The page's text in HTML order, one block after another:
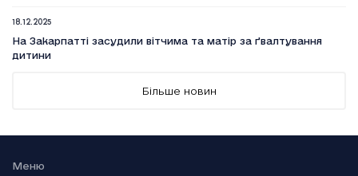
18.12.2025
На Закарпатті засудили вітчима та матір за ґвалтування
дитини
18.12.2025
Більше новин
Меню